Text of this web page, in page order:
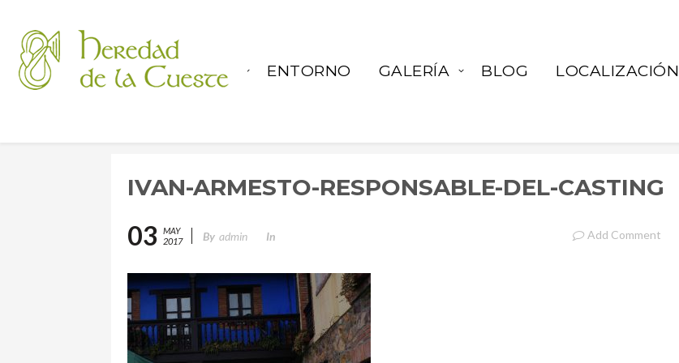
LA CASA ENTORNO GALERÍA BLOG LOCALIZACIÓN
IVAN-ARMESTO-RESPONSABLE-DEL-CASTING
03
MAY
2017
By admin In Add Comment